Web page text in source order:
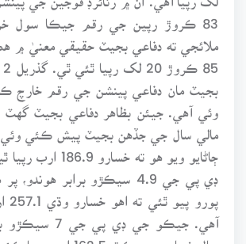
83 ڪروڙ رپين جي رقم جيڪا سول
بجيٽ مان دفاعي پينشن جي رقم خارچ
وئي آهي. جيئن بظاهر دفاعي بجيٽ گهٽ
مالي سال جي جڏهن بجيٽ پيش ڪئي وئي
ڄاڻايو ويو هو ته
ڊي پي جي 4.9 سيڪڙو برابر
آهي. جيڪو جي ڊي
سال خساري جي ڪٿ 162.5